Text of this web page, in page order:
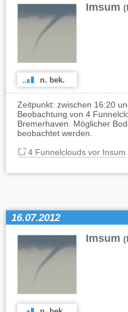
Imsum
n. bek.
Zeitpunkt: zwischen 16:20
Beobachtung von 4
Bremerhaven. Möglicher
beobachtet werden.
4 Funnelclouds vor Insum
16.07.2012
Imsum